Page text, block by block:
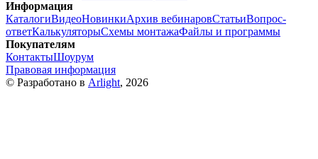
Информация
КаталогиВидеоНовинкиАрхив вебинаровСтатьиВопрос-
ответКалькуляторыСхемы монтажаФайлы и программы
Покупателям
КонтактыШоурум
Правовая информация
© Разработано в Arlight, 2026